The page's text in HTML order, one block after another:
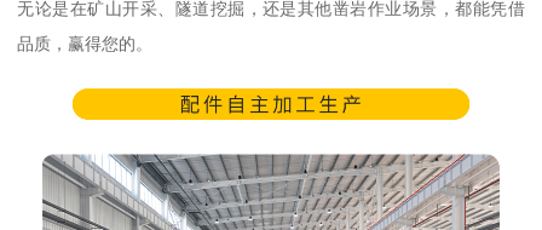
无论是在矿山开采、隧道挖掘，还是其他凿岩作业场景，都能凭借
品质，赢得您的。